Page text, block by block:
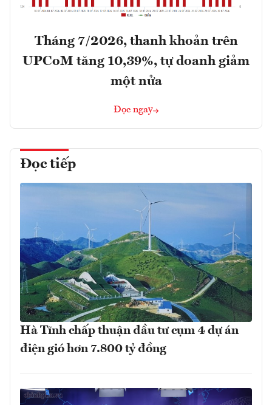
Tháng 7/2026, thanh khoản trên
UPCoM tăng 10,39%, tự doanh giảm
một nửa
Đọc ngay
Đọc tiếp
Hà Tĩnh chấp thuận đầu tư cụm 4 dự án
điện gió hơn 7.800 tỷ đồng